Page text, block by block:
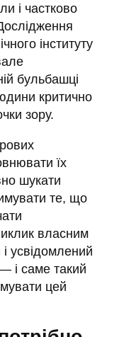
і частково
інституту
бульбашці
критично
зору.
їх
шукати
те, що
власним
усвідомлений
і саме такий
цей